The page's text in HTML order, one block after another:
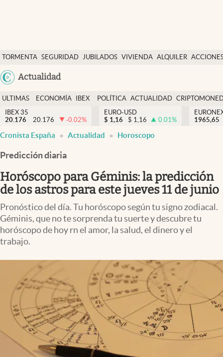
TORMENTA SEGURIDAD JUBILADOS VIVIENDA ALQUILER
USA
Actualidad
Economía y finanzas
Política
Actualidad
Criptomonedas
España
ULTIMAS
NOTICIAS
ECONOMÍA
FINANZAS
IBEX
EURO
POLÍTICA ACTUALIDAD
IBEX 35
20.176
20.176 -0.02%
EURO-USD
$ 1,16 $ 1,16 0.01%
1965,65
Cronista España Actualidad Horoscopo
Predicción diaria
Horóscopo para Géminis: la predicción
de los astros para este jueves 11 de junio
Pronóstico del día. Tu horóscopo según tu signo zodiacal.
Géminis, que no te sorprenda tu suerte y descubre tu
horóscopo de hoy rn el amor, la salud, el dinero y el
trabajo.